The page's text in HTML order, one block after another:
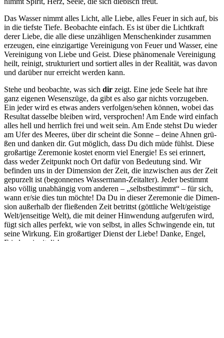
Das Was­ser nimmt alles Licht, alle Lie­be, alles Feu­er in sich auf, bis
in die tiefs­te Tie­fe. Beob­ach­te ein­fach. Es ist über die Licht­kraft
derer Lie­be, die alle die­se unzäh­li­gen Men­schen­kin­der zusam­men
erzeu­gen, eine ein­zig­ar­ti­ge Ver­ei­ni­gung von Feu­er und Was­ser, eine
Ver­ei­ni­gung von Lie­be und Geist. Die­se phä­no­me­na­le Ver­ei­ni­gung
heilt, rei­nigt, struk­tu­riert und sor­tiert alles in der Rea­li­tät, was davon
und dar­über nur erreicht wer­den kann.
Ste­he und beob­ach­te, was sich dir zeigt. Eine jede See­le hat ihre
ganz eige­nen Wesens­zü­ge, da gibt es also gar nichts vor­zu­ge­ben.
Ein jeder wird es etwas anders verfolgen/​sehen kön­nen, wobei das
Resul­tat das­sel­be blei­ben wird, ver­spro­chen! Am Ende wird ein­fach
alles hell und herr­lich frei und weit sein. Am Ende stehst Du wie­der
am Ufer des Mee­res, über dir scheint die Son­ne – dei­ne Ahnen grü­
ßen und dan­ken dir. Gut mög­lich, dass Du dich müde fühlst. Die­se
groß­ar­ti­ge Zere­mo­nie kos­tet enorm viel Ener­gie! Es sei erin­nert,
dass weder Zeit­punkt noch Ort dafür von Bedeu­tung sind. Wir
befin­den uns in der Dimen­si­on der Zeit, die inzwi­schen aus der Zeit
gepur­zelt ist (begon­ne­nes Was­ser­mann-Zeit­al­ter). Jeder bestimmt
also völ­lig unab­hän­gig vom ande­ren – „selbst­be­stimmt“ – für sich,
wann er/​sie dies tun möch­te! Da Du in die­ser Zere­mo­nie die Dimen­
si­on außer­halb der flie­ßen­den Zeit betrittst (gött­li­che Welt/​geistige
Welt/​jenseitige Welt), die mit dei­ner Hin­wen­dung auf­ge­ru­fen wird,
fügt sich alles per­fekt, wie von selbst, in alles Schwin­gen­de ein, tut
sei­ne Wir­kung. Ein groß­ar­ti­ger Dienst der Lie­be! Dan­ke, Engel,
Frie­de sei mit dir!